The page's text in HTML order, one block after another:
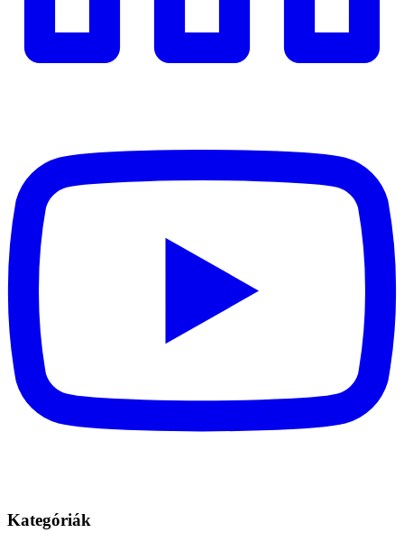
Kategóriák